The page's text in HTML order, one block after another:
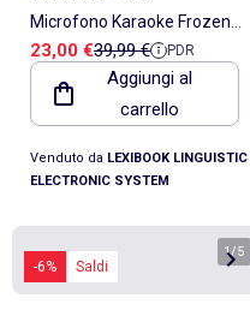
Microfono Karaoke Frozen
Bluetooth/wireless con
effetti sonori e luminosi
Prezzo di vendita
23,00 €Prezzo di riferimento
39,99 € PDR
Aggiungi al
carrello
Venduto da LEXIBOOK LINGUISTIC
ELECTRONIC SYSTEM
-6% Saldi
1/5